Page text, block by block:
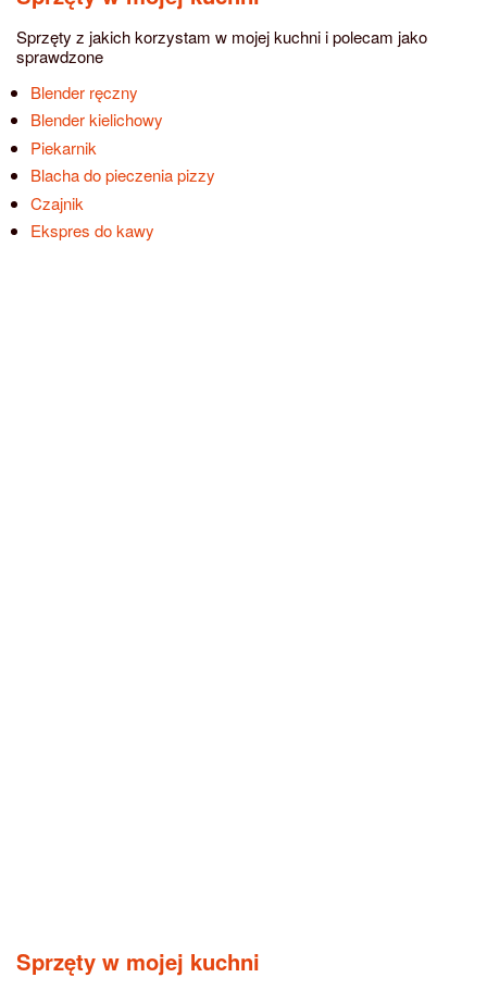
Sprzęty z jakich korzystam w mojej kuchni i polecam jako
sprawdzone
Blender ręczny
Blender kielichowy
Piekarnik
Blacha do pieczenia pizzy
Czajnik
Ekspres do kawy
Sprzęty w mojej kuchni